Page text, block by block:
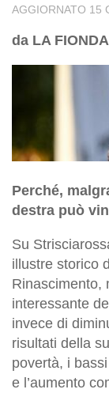
AGGIORNATO 15
da LA
Perché,
destra può
Su
illustre storico
Rinascimento,
interessante
invece di
risultati della
povertà, i
e l’aumento